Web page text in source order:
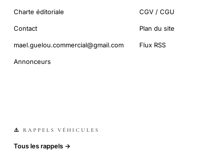
Charte éditoriale
Contact
mael.guelou.commercial@gmail.com
Annonceurs
CGV / CGU
Plan du site
Flux RSS
⚠️ RAPPELS VÉHICULES
Tous les rappels →